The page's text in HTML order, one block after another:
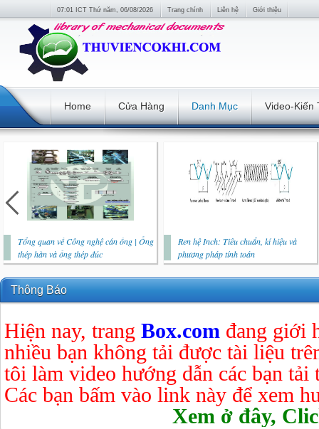
07:01 ICT Thứ năm, 06/08/2026 Trang chính Liên hệ Giới thiệu
Home Cửa Hàng Danh Mục Video-Kiến
Tổng quan về Công nghệ cán ống | Ống
thép hàn và ống thép đúc
Ren hệ Inch: Tiêu chuẩn, kí hiệu và
phương pháp tính toán
Thông Báo
Hiện nay, trang Box.com đang giới
nhiều bạn không tải được tài liệu
tôi làm video hướng dẫn các bạn tải
Các bạn bấm vào link này để xem
Xem ở đây,